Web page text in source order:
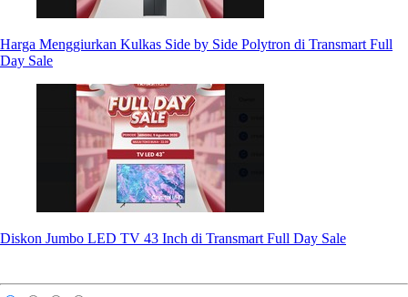
Harga Menggiurkan Kulkas Side by Side Polytron di Transmart Full
Day Sale
Diskon Jumbo LED TV 43 Inch di Transmart Full Day Sale